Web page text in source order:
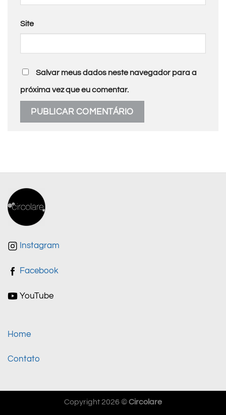
Site
Salvar meus dados neste navegador para a
próxima vez que eu comentar.
Instagram
Facebook
YouTube
Home
Contato
Copyright 2026 ©Circolare